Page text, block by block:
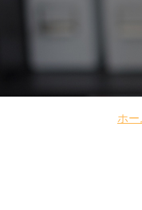
ホー